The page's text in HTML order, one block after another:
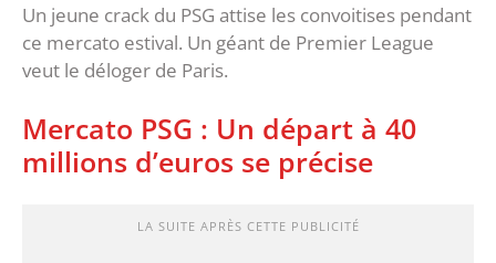
Un jeune crack du PSG attise les convoitises pendant
ce mercato estival. Un géant de Premier League
veut le déloger de Paris.
Mercato PSG : Un départ à 40
millions d’euros se précise
LA SUITE APRÈS CETTE PUBLICITÉ